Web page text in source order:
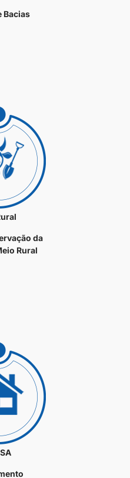
Bacias
da
Rural